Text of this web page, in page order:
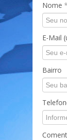
Nome *
E-Mail
Bairro